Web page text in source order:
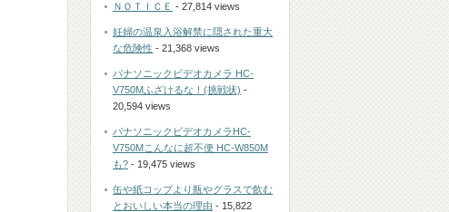
ＮＯＴＩＣＥ - 27,814 views
妊婦の温泉入浴解禁に隠された重大
な危険性 - 21,368 views
パナソニックビデオカメラ HC-
V750Mふざけるな！(挑戦状) -
20,594 views
パナソニックビデオカメラHC-
V750Mこんなに超不便 HC-W850M
も? - 19,475 views
缶や紙コップより瓶やグラスで飲む
とおいしい本当の理由 - 15,822